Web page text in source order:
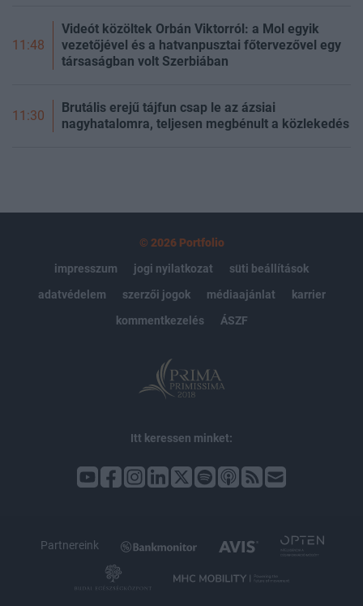
11:48
Videót közöltek Orbán Viktorról: a Mol egyik
vezetőjével és a hatvanpusztai főtervezővel egy
társaságban volt Szerbiában
11:30
Brutális erejű tájfun csap le az ázsiai
nagyhatalomra, teljesen megbénult a közlekedés
© 2026 Portfolio
impresszum
jogi nyilatkozat
süti beállítások
adatvédelem
szerzői jogok médiaajánlat
karrier
kommentkezelés
ÁSZF
Itt keressen minket:
Partnereink